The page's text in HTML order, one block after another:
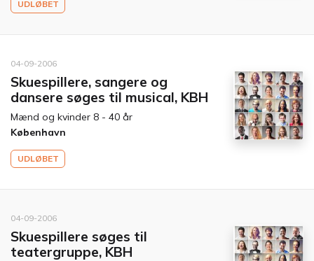
UDLØBET
04-09-2006
Skuespillere, sangere og
dansere søges til musical, KBH
Mænd og kvinder 8 - 40 år
København
UDLØBET
04-09-2006
Skuespillere søges til
teatergruppe, KBH